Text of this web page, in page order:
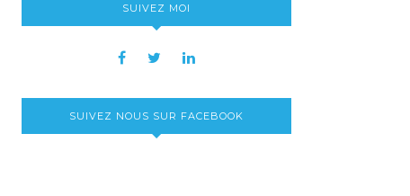
SUIVEZ MOI
SUIVEZ NOUS SUR FACEBOOK